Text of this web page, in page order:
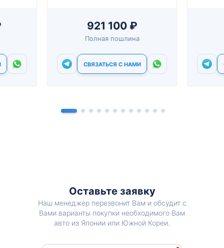
921 100 ₽
Полная пошлина
СВЯЗАТЬСЯ С НАМИ
Оставьте заявку
Наш менеджер перезвонит Вам и обсудит с
Вами варианты покупки необходимого Вам
авто из Японии или Южной Кореи.